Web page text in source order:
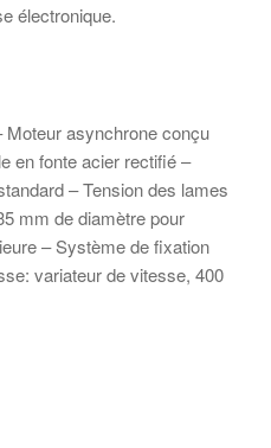
électronique.
asynchrone conçu
en fonte acier rectifié –
– Tension des lames
mm de diamètre pour
– Système de fixation
variateur de vitesse, 400